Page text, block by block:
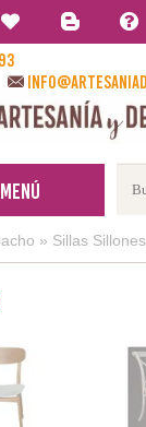
Menú
» Sillas Sillones